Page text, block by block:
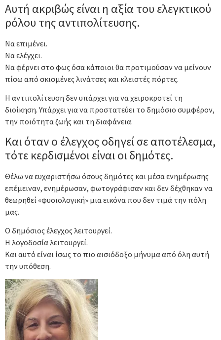
Αυτή ακριβώς είναι η αξία του ελεγκτικού
ρόλου της αντιπολίτευσης.
Να επιμένει.
Να ελέγχει.
Να φέρνει στο φως όσα κάποιοι θα προτιμούσαν να μείνουν
πίσω από σκισμένες λινάτσες και κλειστές πόρτες.
Η αντιπολίτευση δεν υπάρχει για να χειροκροτεί τη
διοίκηση. Υπάρχει για να προστατεύει το δημόσιο συμφέρον,
την ποιότητα ζωής και τη διαφάνεια.
Και όταν ο έλεγχος οδηγεί σε αποτέλεσμα,
τότε κερδισμένοι είναι οι δημότες.
Θέλω να ευχαριστήσω όσους δημότες και μέσα ενημέρωσης
επέμειναν, ενημέρωσαν, φωτογράφισαν και δεν δέχθηκαν να
θεωρηθεί «φυσιολογική» μια εικόνα που δεν τιμά την πόλη
μας.
Ο δημόσιος έλεγχος λειτουργεί.
Η λογοδοσία λειτουργεί.
Και αυτό είναι ίσως το πιο αισιόδοξο μήνυμα από όλη αυτή
την υπόθεση.